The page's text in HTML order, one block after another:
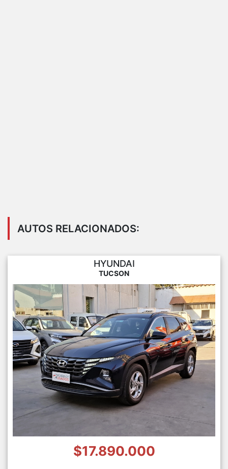
AUTOS RELACIONADOS:
HYUNDAI
TUCSON
$17.890.000